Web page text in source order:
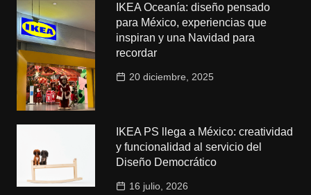
IKEA Oceanía: diseño pensado
para México, experiencias que
inspiran y una Navidad para
recordar
20 diciembre, 2025
IKEA PS llega a México: creatividad
y funcionalidad al servicio del
Diseño Democrático
16 julio, 2026